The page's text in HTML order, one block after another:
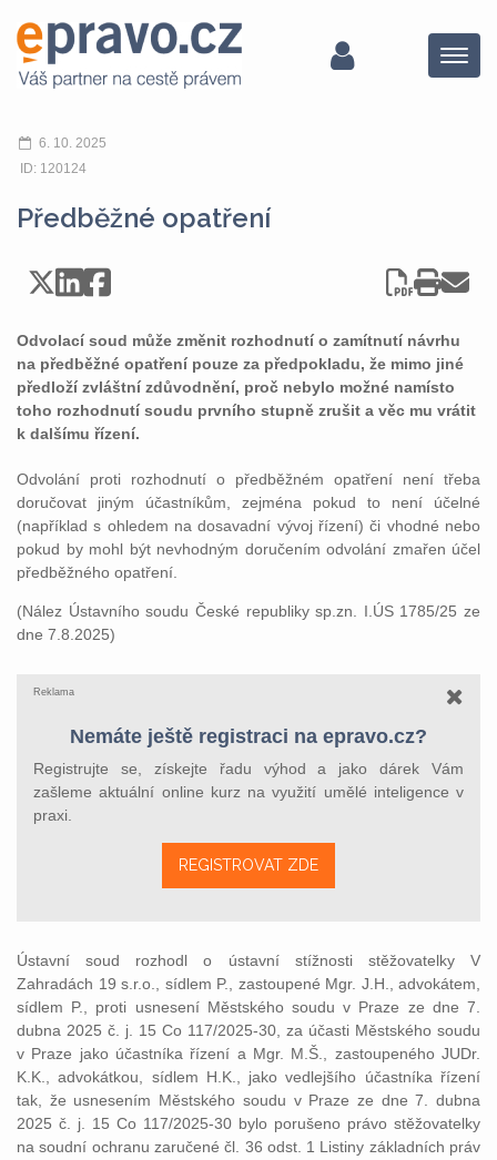
Menu
6. 10. 2025
ID: 120124
Předběžné opatření
Odvolací soud může změnit rozhodnutí o zamítnutí návrhu
na předběžné opatření pouze za předpokladu, že mimo jiné
předloží zvláštní zdůvodnění, proč nebylo možné namísto
toho rozhodnutí soudu prvního stupně zrušit a věc mu vrátit
k dalšímu řízení.
Odvolání proti rozhodnutí o předběžném opatření není třeba
doručovat jiným účastníkům, zejména pokud to není účelné
(například s ohledem na dosavadní vývoj řízení) či vhodné nebo
pokud by mohl být nevhodným doručením odvolání zmařen účel
předběžného opatření.
(Nález Ústavního soudu České republiky sp.zn. I.ÚS 1785/25 ze
dne 7.8.2025)
Reklama
Nemáte ještě registraci na epravo.cz?
Registrujte se, získejte řadu výhod a jako dárek Vám
zašleme aktuální online kurz na využití umělé inteligence v
praxi.
REGISTROVAT ZDE
Ústavní soud rozhodl o ústavní stížnosti stěžovatelky V
Zahradách 19 s.r.o., sídlem P., zastoupené Mgr. J.H., advokátem,
sídlem P., proti usnesení Městského soudu v Praze ze dne 7.
dubna 2025 č. j. 15 Co 117/2025-30, za účasti Městského soudu
v Praze jako účastníka řízení a Mgr. M.Š., zastoupeného JUDr.
K.K., advokátkou, sídlem H.K., jako vedlejšího účastníka řízení
tak, že usnesením Městského soudu v Praze ze dne 7. dubna
2025 č. j. 15 Co 117/2025-30 bylo porušeno právo stěžovatelky
na soudní ochranu zaručené čl. 36 odst. 1 Listiny základních práv